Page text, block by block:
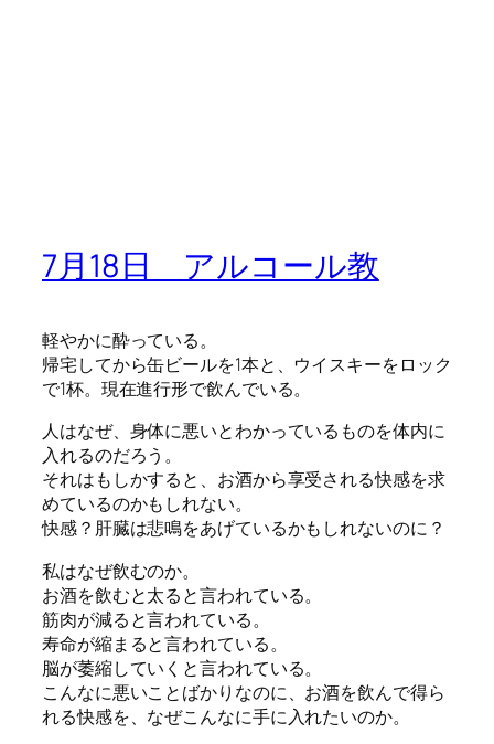
7月18日 アルコール教
軽やかに酔っている。
帰宅してから缶ビールを1本と、ウイスキーをロック
で1杯。現在進行形で飲んでいる。
人はなぜ、身体に悪いとわかっているものを体内に
入れるのだろう。
それはもしかすると、お酒から享受される快感を求
めているのかもしれない。
快感？肝臓は悲鳴をあげているかもしれないのに？
私はなぜ飲むのか。
お酒を飲むと太ると言われている。
筋肉が減ると言われている。
寿命が縮まると言われている。
脳が萎縮していくと言われている。
こんなに悪いことばかりなのに、お酒を飲んで得ら
れる快感を、なぜこんなに手に入れたいのか。